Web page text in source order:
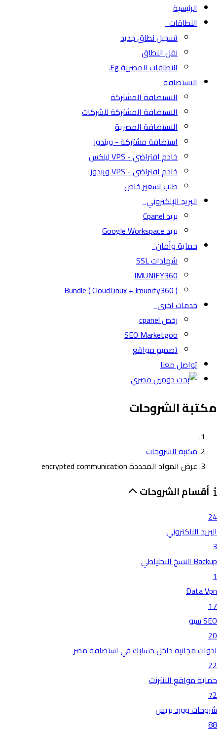
الرئيسية
النطاقات
تسجيل نطاق جديد
نقل النطاق
النطاقات المصرية Eg.
الاستضافة
الاستضافة المشتركة
الاستضافة المشتركة للشركات
الاستضافة المصرية
استضافة مشتركة - ويندوز
خادم افتراضي - VPS لينكس
خادم افتراضي - VPS ويندوز
طلب تسعير خاص
البريد الإلكتروني
بريد Cpanel
بريد Google Workspace
حماية وأمان
شهادات SSL
IMUNIFY360
( CloudLinux + Imunify360 ) Bundle
خدمات اخرى
رخص cpanel
SEO Marketgoo
تصميم مواقع
تواصل معنا
مكتبة الشروحات
مكتبة الشروحات
عرض المواد المحددة encrypted communication
أقسام الشروحات
24
البريد الالكتروني
3
Backup النسخ الاحتياطي
1
Data Vpn
17
SEO سيو
20
ادوات مجانيه داخل حسابك في استضافة مصر
22
حماية مواقع الانترنت
72
شروحات وورد بريس
88